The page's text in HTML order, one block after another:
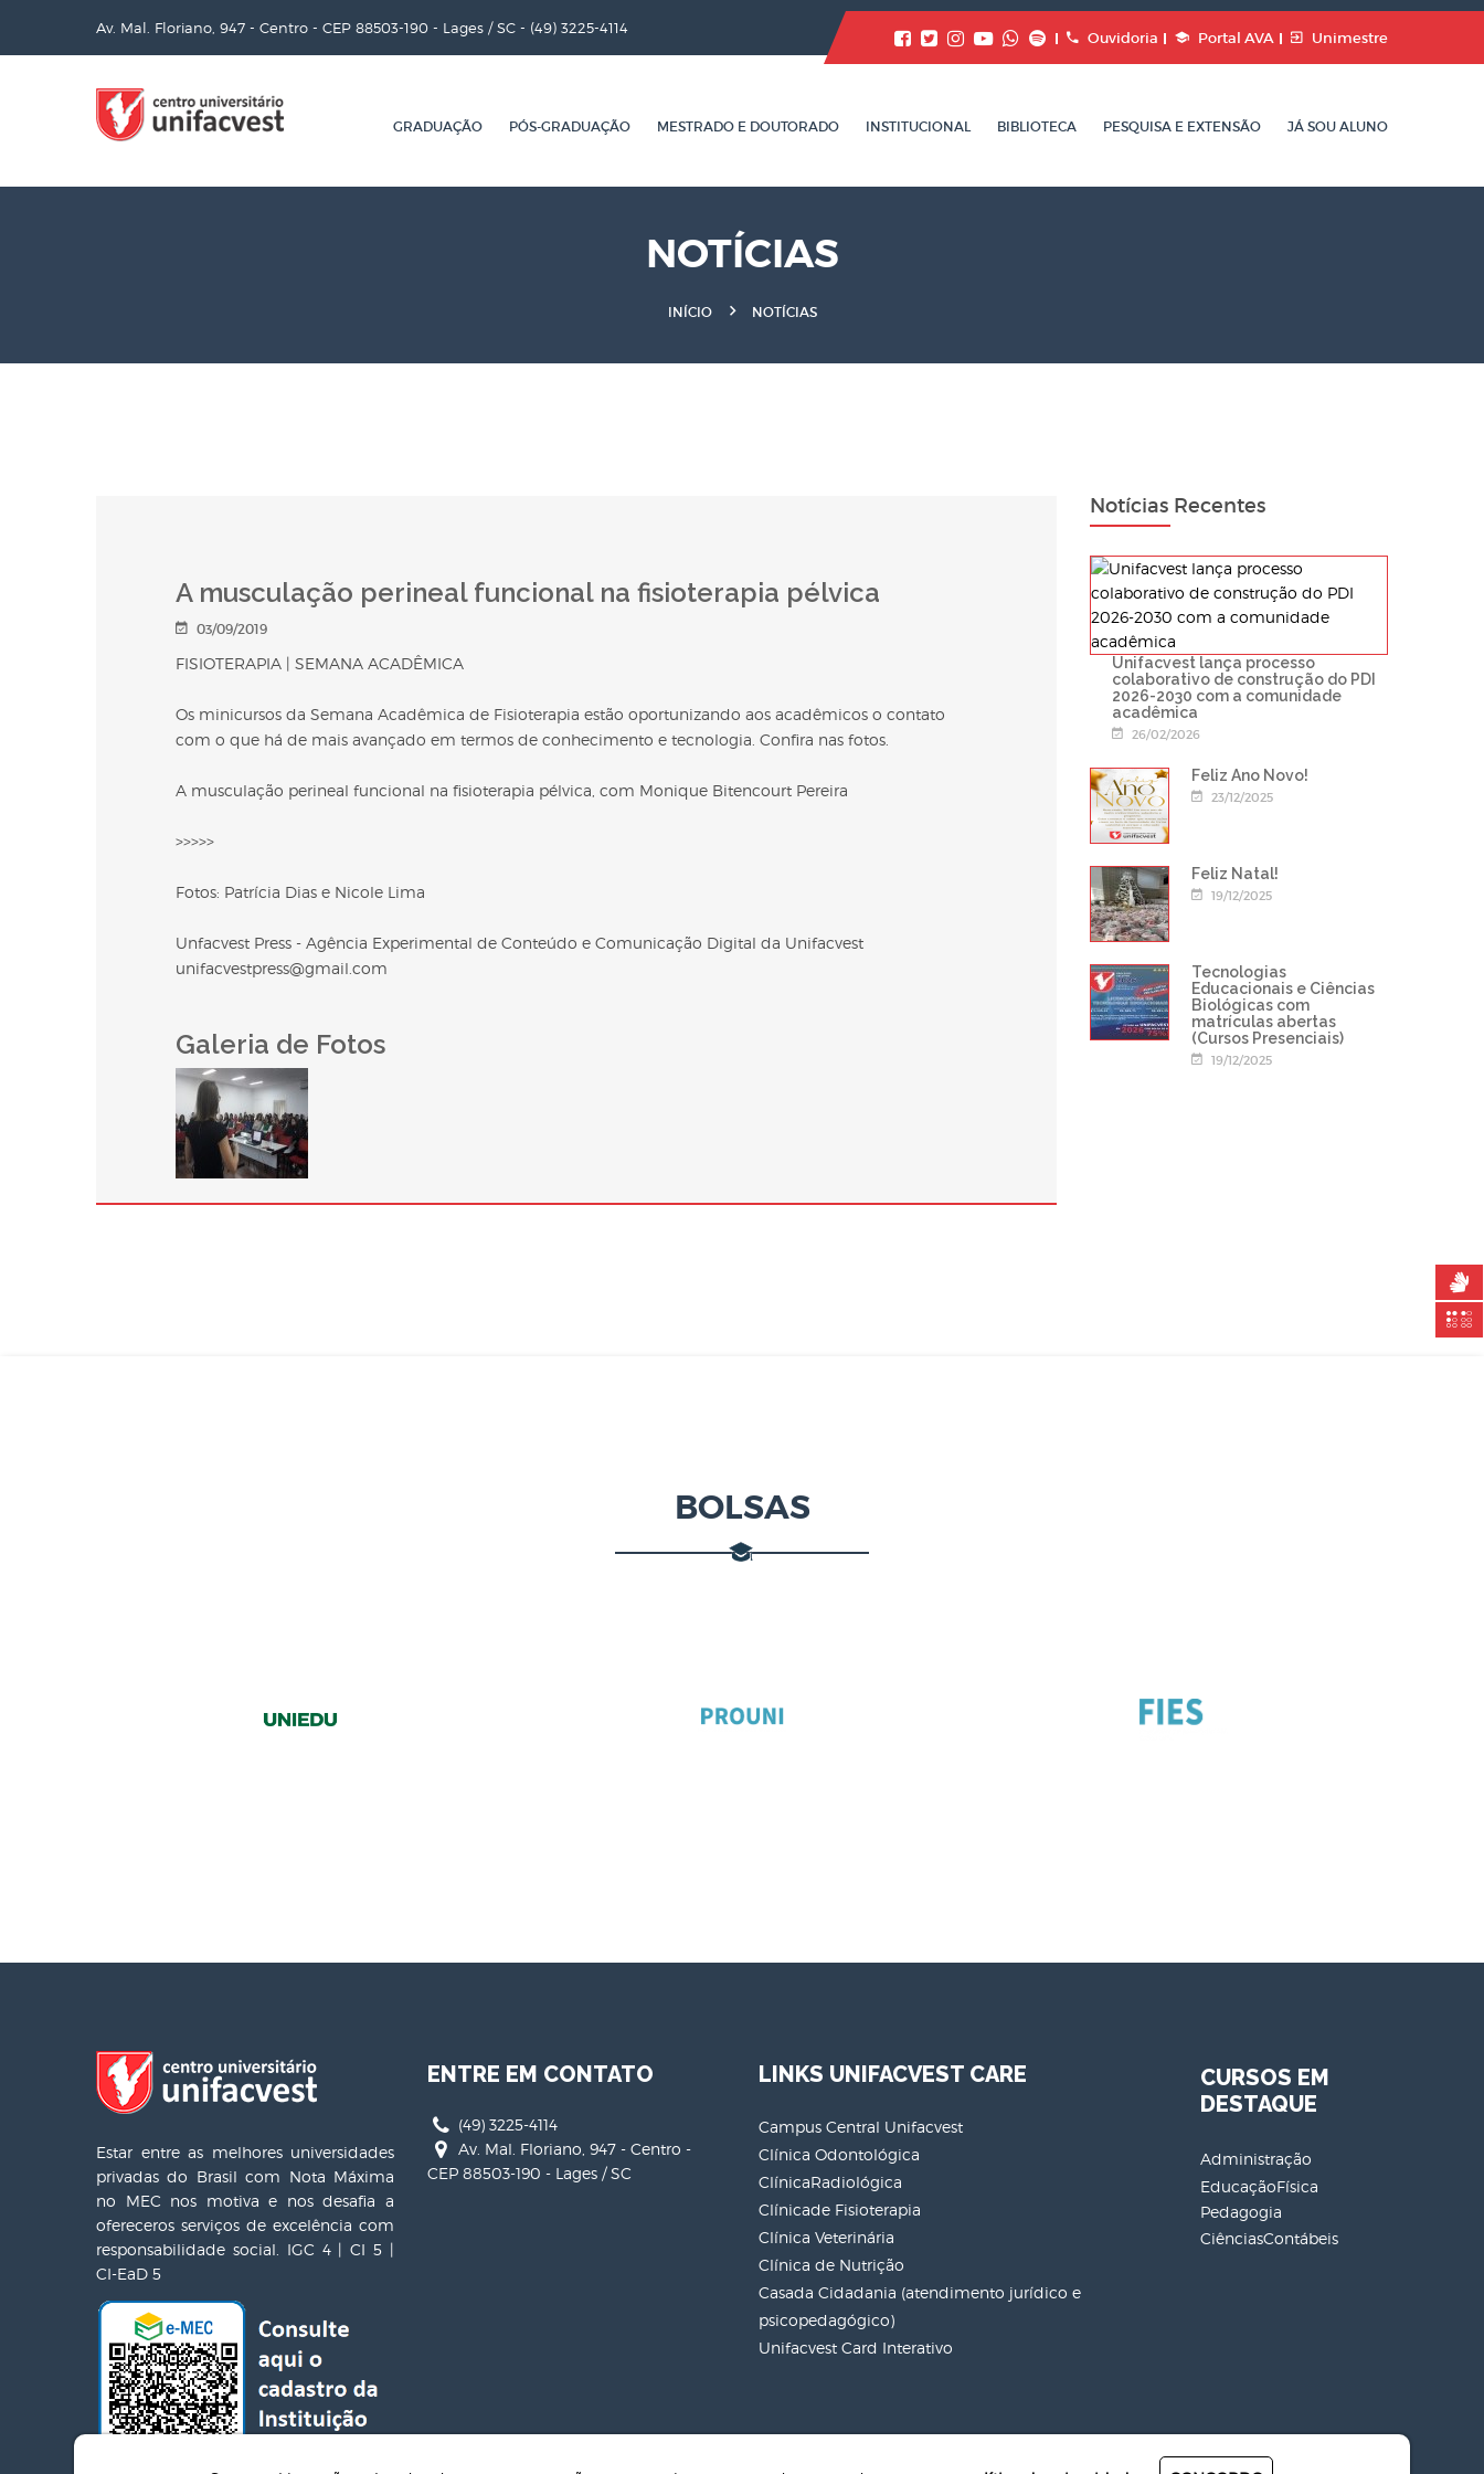
Av. Mal. Floriano, 947 - Centro - CEP 88503-190 - Lages / SC - (49) 3225-4114
Ouvidoria Portal AVA Unimestre
GRADUAÇÃO PÓS-GRADUAÇÃO MESTRADO E DOUTORADO INSTITUCIONAL BIBLIOTECA PESQUISA E EXTENSÃO JÁ SOU ALUNO
NOTÍCIAS
INÍCIO NOTÍCIAS
A musculação perineal funcional na fisioterapia pélvica
03/09/2019
FISIOTERAPIA | SEMANA ACADÊMICA
Os minicursos da Semana Acadêmica de Fisioterapia estão oportunizando aos acadêmicos o contato
com o que há de mais avançado em termos de conhecimento e tecnologia. Confira nas fotos.
A musculação perineal funcional na fisioterapia pélvica, com Monique Bitencourt Pereira
>>>>>
Fotos: Patrícia Dias e Nicole Lima
Unfacvest Press - Agência Experimental de Conteúdo e Comunicação Digital da Unifacvest
unifacvestpress@gmail.com
Galeria de Fotos
Notícias Recentes
Unifacvest lança processo
colaborativo de construção do PDI
2026-2030 com a comunidade
acadêmica
26/02/2026
Feliz Ano Novo!
23/12/2025
Feliz Natal!
19/12/2025
Tecnologias
Educacionais e Ciências
Biológicas com
matrículas abertas
(Cursos Presenciais)
19/12/2025
BOLSAS
Estar entre as melhores universidades
privadas do Brasil com Nota Máxima
no MEC nos motiva e nos desafia a
ofereceros serviços de excelência com
responsabilidade social. IGC 4 | CI 5 |
CI-EaD 5
ENTRE EM CONTATO
(49) 3225-4114
Av. Mal. Floriano, 947 - Centro -
CEP 88503-190 - Lages / SC
LINKS UNIFACVEST CARE
Campus Central Unifacvest
Clínica Odontológica
ClínicaRadiológica
Clínicade Fisioterapia
Clínica Veterinária
Clínica de Nutrição
Casada Cidadania (atendimento jurídico e
psicopedagógico)
Unifacvest Card Interativo
CURSOS EM
DESTAQUE
Administração
EducaçãoFísica
Pedagogia
CiênciasContábeis